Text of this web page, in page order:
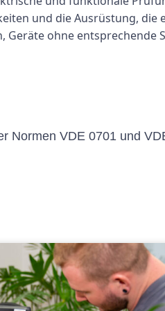
und die Ausrüstung, die
Geräte ohne entsprechende